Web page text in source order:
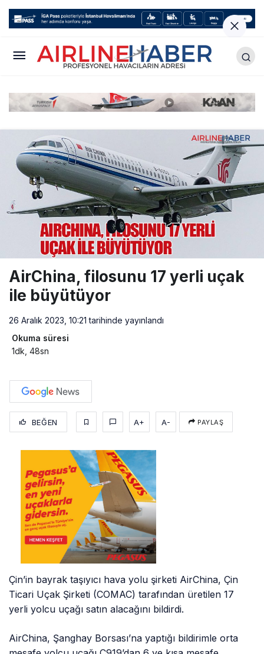
AirChina, filosunu 17 yerli uçak
ile büyütüyor
26 Aralık 2023, 10:21 tarihinde yayınlandı
Okuma süresi
1dk, 48sn
BEĞEN A+ A- PAYLAŞ
Çin’in bayrak taşıyıcı hava yolu şirketi AirChina, Çin
Ticari Uçak Şirketi (COMAC) tarafından üretilen 17
yerli yolcu uçağı satın alacağını bildirdi.
AirChina, Şanghay Borsası’na yaptığı bildirimle orta